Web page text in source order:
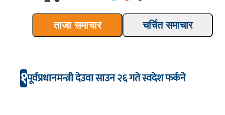
ताजा समाचार चर्चित समाचार
१पूर्वप्रधानमन्त्री देउवा साउन २६ गते स्वदेश फर्कने